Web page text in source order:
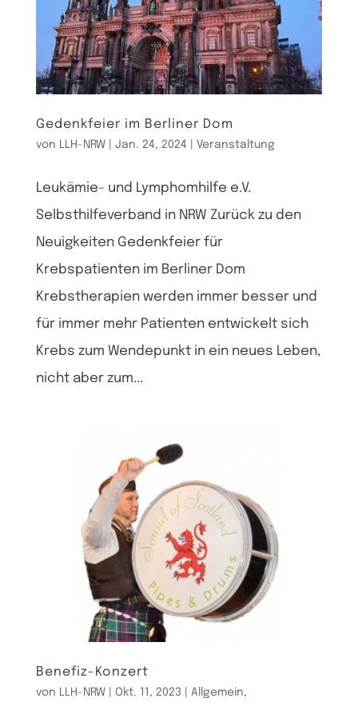
Gedenkfeier im Berliner Dom
von LLH-NRW| Jan. 24, 2024 Veranstaltung
Leukämie- und Lymphomhilfe e.V.
Selbsthilfeverband in NRW Zurück zu den
Neuigkeiten Gedenkfeier für
Krebspatienten im Berliner Dom
Krebstherapien werden immer besser und
für immer mehr Patienten entwickelt sich
Krebs zum Wendepunkt in ein neues Leben,
nicht aber zum...
Benefiz-Konzert
von LLH-NRW| Okt. 11, 2023 Allgemein,